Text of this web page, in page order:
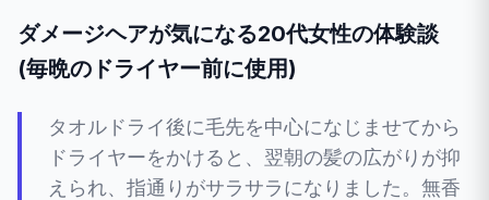
ダメージヘアが気になる20代女性の体験談
(毎晩のドライヤー前に使用)
タオルドライ後に毛先を中心になじませてから
ドライヤーをかけると、翌朝の髪の広がりが抑
えられ、指通りがサラサラになりました。無香